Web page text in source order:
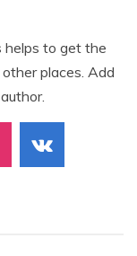
helps to get the
places. Add